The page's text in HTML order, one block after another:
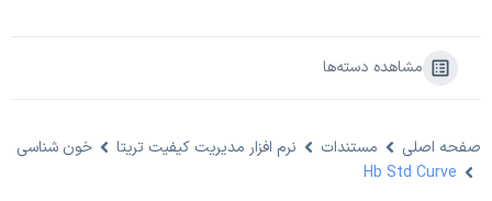
مشاهده دسته‌ها
صفحه اصلی مستندات نرم افزار مدیریت کیفیت تریتا
خون شناسی
Hb Std Curve